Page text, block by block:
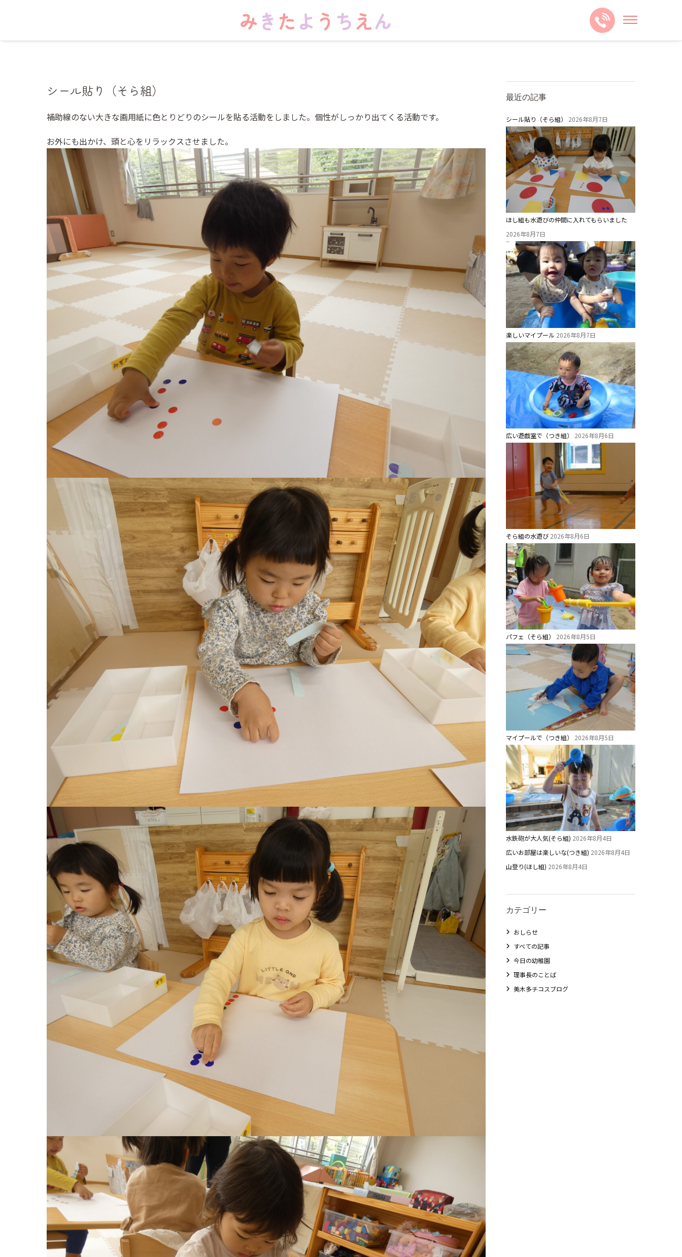
シール貼り（そら組）
補助線のない大きな画用紙に色とりどりのシールを貼る活動をしました。個性がしっかり出てくる活動です。
お外にも出かけ、頭と心をリラックスさせました。
最近の記事
シール貼り（そら組） 2026年8月7日
ほし組も水遊びの仲間に入れてもらいました
2026年8月7日
楽しいマイプール 2026年8月7日
広い遊戯室で（つき組） 2026年8月6日
そら組の水遊び 2026年8月6日
パフェ（そら組） 2026年8月5日
マイプールで（つき組） 2026年8月5日
水鉄砲が大人気(そら組) 2026年8月4日
広いお部屋は楽しいな(つき組) 2026年8月4日
山登り(ほし組) 2026年8月4日
カテゴリー
おしらせ
すべての記事
今日の幼稚園
理事長のことば
美木多チコスブログ
お知らせ 今日の幼稚園 園児募集要項
園のこと
理事長のことば
教育と保育
美⽊多幼稚園の理想
園の1⽇
預かり保育［ヒラソル ]
美⽊多チコス
美⽊多チコスについて
美⽊多チコスブログ
未就園児クラス
グループ施設・
関係先リンク
学校法⼈鴨⾕学園 鳳幼稚園
学校法⼈諏訪森学園 諏訪森幼稚園
⼤阪府私⽴幼稚園連盟
社会福祉法人野田福祉会